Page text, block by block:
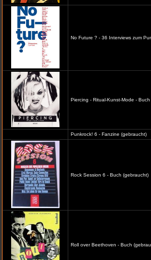
No Future ? - 36 Interviews zum
Piercing - Ritual-Kunst-Mode -
Punkrock! 6 - Fanzine (gebraucht)
Rock Session 6 - Buch (gebraucht)
Roll over Beethoven - Buch